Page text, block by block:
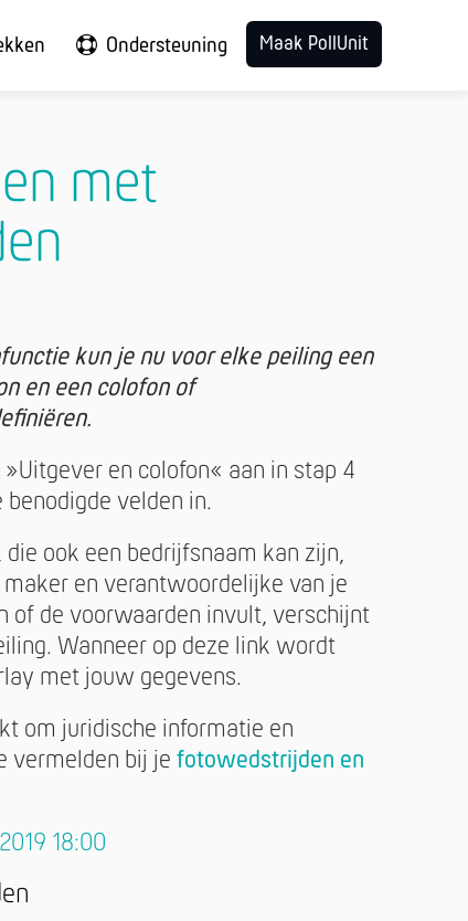
Ondersteuning Maak PollUnit
met
kun je nu voor elke peiling een
en een colofon of
en colofon« aan in stap 4
benodigde velden in.
die ook een bedrijfsnaam kan zijn,
en verantwoordelijke van je
of de voorwaarden invult, verschijnt
Wanneer op deze link wordt
met jouw gegevens.
om juridische informatie en
vermelden bij je fotowedstrijden en
18:00